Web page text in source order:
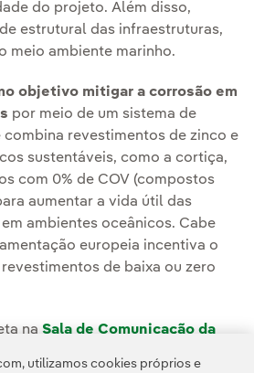
do projeto. Além disso,
estrutural das infraestruturas,
meio ambiente marinho.
objetivo mitigar a corrosão em
por meio de um sistema de
revestimentos de zinco e
sustentáveis, como a cortiça,
com 0% de COV (compostos
aumentar a vida útil das
ambientes oceânicos. Cabe
europeia incentiva o
de baixa ou zero
na Sala de Comunicação da
utilizamos cookies próprios e